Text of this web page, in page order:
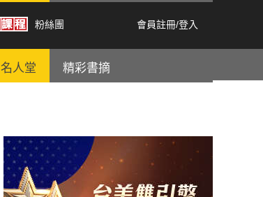
粉絲團 會員註冊/登入
名人堂 精彩書摘